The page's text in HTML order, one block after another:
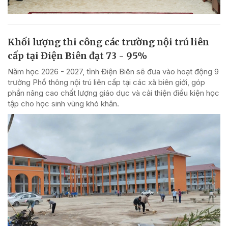
Khối lượng thi công các trường nội trú liên
cấp tại Điện Biên đạt 73 - 95%
Năm học 2026 - 2027, tỉnh Điện Biên sẽ đưa vào hoạt động 9
trường Phổ thông nội trú liên cấp tại các xã biên giới, góp
phần nâng cao chất lượng giáo dục và cải thiện điều kiện học
tập cho học sinh vùng khó khăn.